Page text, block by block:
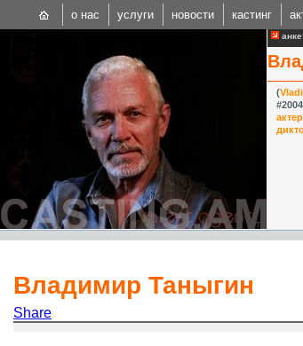
(
Владимир Таныгин
Share
о нас услуги новости кастинг